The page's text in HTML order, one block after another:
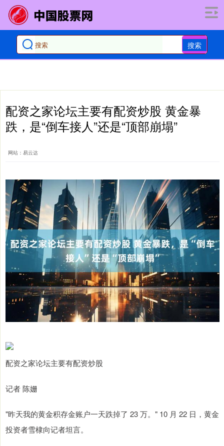
搜索
配资之家论坛主要有配资炒股 黄金暴
跌，是“倒车接人”还是“顶部崩塌”
网站：易云达
配资之家论坛主要有配资炒股
记者 陈姗
"昨天我的黄金积存金账户一天跌掉了 23 万。" 10 月 22 日，黄金
投资者雪棣向记者坦言。